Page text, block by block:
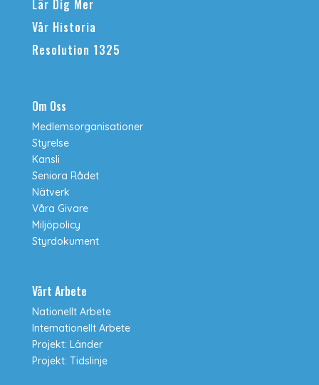
Lär Dig Mer
Vår Historia
Resolution 1325
Om Oss
Medlemsorganisationer
Styrelse
Kansli
Seniora Rådet
Nätverk
Våra Givare
Miljöpolicy
Styrdokument
Vårt Arbete
Nationellt Arbete
Internationellt Arbete
Projekt: Länder
Projekt: Tidslinje